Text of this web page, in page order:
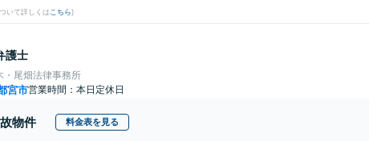
いて詳しくは こちら)
護士
・尾畑法律事務所
宮市営業時間：本日定休日
物件 料金表を見る